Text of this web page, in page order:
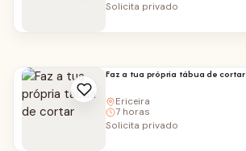
Solicita privado
Faz a tua própria tábua de cortar
Ericeira
7 horas
Solicita privado